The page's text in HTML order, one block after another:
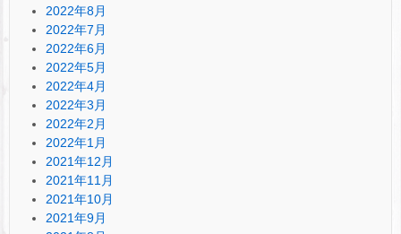
2022年8月
2022年7月
2022年6月
2022年5月
2022年4月
2022年3月
2022年2月
2022年1月
2021年12月
2021年11月
2021年10月
2021年9月